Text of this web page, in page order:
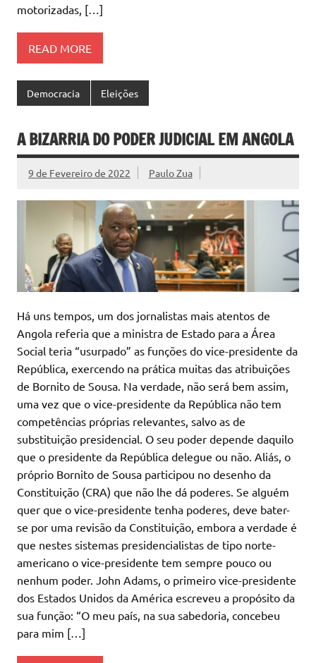
motorizadas, […]
READ MORE
Democracia Eleições
A BIZARRIA DO PODER JUDICIAL EM ANGOLA
9 de Fevereiro de 2022 Paulo Zua
Há uns tempos, um dos jornalistas mais atentos de
Angola referia que a ministra de Estado para a Área
Social teria “usurpado” as funções do vice-presidente da
República, exercendo na prática muitas das atribuições
de Bornito de Sousa. Na verdade, não será bem assim,
uma vez que o vice-presidente da República não tem
competências próprias relevantes, salvo as de
substituição presidencial. O seu poder depende daquilo
que o presidente da República delegue ou não. Aliás, o
próprio Bornito de Sousa participou no desenho da
Constituição (CRA) que não lhe dá poderes. Se alguém
quer que o vice-presidente tenha poderes, deve bater-
se por uma revisão da Constituição, embora a verdade é
que nestes sistemas presidencialistas de tipo norte-
americano o vice-presidente tem sempre pouco ou
nenhum poder. John Adams, o primeiro vice-presidente
dos Estados Unidos da América escreveu a propósito da
sua função: “O meu país, na sua sabedoria, concebeu
para mim […]